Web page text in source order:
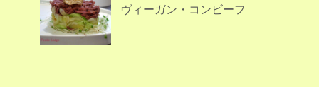
ヴィーガン・コンビーフ